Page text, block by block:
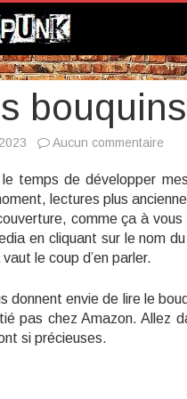
Aucun commentaire
2023
temps de développer
lectures plus
comme ça à
en cliquant sur le nom
le coup d’en parler.
donnent envie de lire le
pas chez Amazon. Allez
si précieuses.